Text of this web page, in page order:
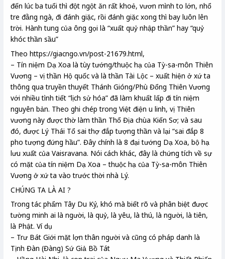
đến lúc ba tuổi thì đột ngột ăn rất khoẻ, vươn mình to lớn, nhổ
tre đằng ngà, đi đánh giặc, rồi đánh giặc xong thì bay luôn lên
trời. Hành tung của ông gọi là “xuất quỷ nhập thần” hay “quỷ
khóc thần sầu”
Theo https://giacngo.vn/post-21679.html,
– Tín niệm Dạ Xoa là tùy tướng/thuộc hạ của Tỳ-sa-môn Thiên
Vương – vị thần Hộ quốc và là thần Tài Lộc – xuất hiện ở xứ ta
thông qua truyền thuyết Thánh Gióng/Phù Đổng Thiên Vương
với nhiều tình tiết “lịch sử hóa” đã làm khuất lấp đi tín niệm
nguyên bản. Theo ghi chép trong Việt điện u linh, vị Thiên
vương này được thờ làm thần Thổ Địa chùa Kiến Sơ; và sau
đó, được Lý Thái Tổ sai thợ đắp tượng thần và lại “sai đắp 8
pho tượng đứng hầu”. Đây chính là 8 đại tướng Dạ Xoa, bộ hạ
lưu xuất của Vaisravana. Nói cách khác, đây là chứng tích về sự
có mặt của tín niệm Dạ Xoa – thuộc hạ của Tỳ-sa-môn Thiên
Vương ở xứ ta vào trước thời nhà Lý.
CHÚNG TA LÀ AI ?
Trong tác phẩm Tây Du Ký, khó mà biết rõ và phân biệt được
tường minh ai là người, là quỷ, là yêu, là thú, là người, là tiên,
là Phật. Ví dụ
– Trư Bát Giới mặt lợn thân người và cũng có pháp danh là
Tịnh Đàn (Đàng) Sứ Giả Bồ Tát